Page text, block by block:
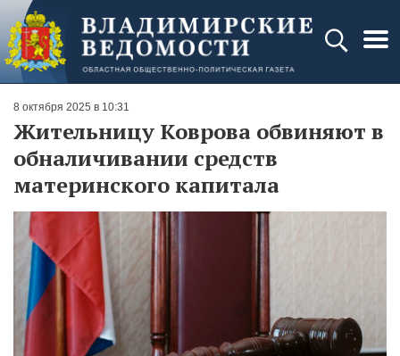
8 октября 2025 в 10:31
Жительницу Коврова обвиняют в
обналичивании средств
материнского капитала